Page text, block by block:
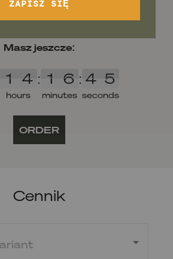
Masz jeszcze:
hours
1
1 4
4 :
minutes
1
1 6
6 :
seconds
4
4 5
5
ORDER
Cennik
ZAPISZ SIĘ